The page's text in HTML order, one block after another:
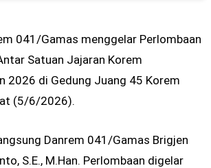
041/Gamas menggelar Perlombaan
Satuan Jajaran Korem
2026 di Gedung Juang 45 Korem
(5/6/2026).
Danrem 041/Gamas Brigjen
S.E., M.Han. Perlombaan digelar